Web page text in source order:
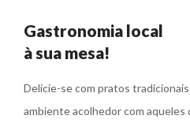
Gastronomia local
à sua mesa!
Delicie-se com pratos
ambiente acolhedor com aqueles